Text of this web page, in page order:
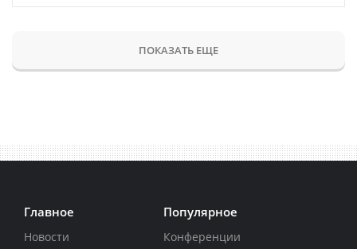
ПОКАЗАТЬ ЕЩЕ
Главное
Новости
Популярное
Конференции